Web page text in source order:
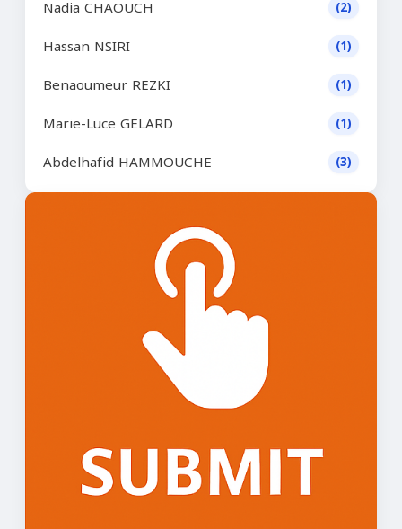
Nadia CHAOUCH (2)
Hassan NSIRI (1)
Benaoumeur REZKI (1)
Marie-Luce GELARD (1)
Abdelhafid HAMMOUCHE (3)